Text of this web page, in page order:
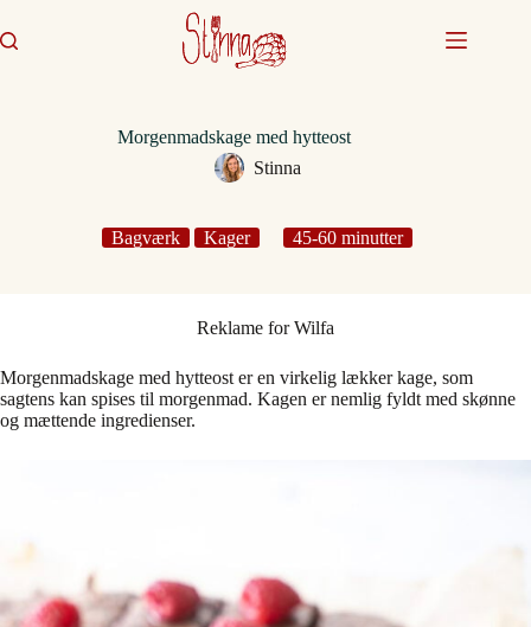
til
indhold
Morgenmadskage med hytteost
Stinna
Bagværk Kager 45-60 minutter
Reklame for Wilfa
Morgenmadskage med hytteost er en virkelig lækker kage, som
sagtens kan spises til morgenmad. Kagen er nemlig fyldt med skønne
og mættende ingredienser.